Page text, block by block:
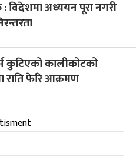
विदेशमा अध्ययन पूरा नगरी
कुटिएको कालीकोटको
राति फेरि आक्रमण